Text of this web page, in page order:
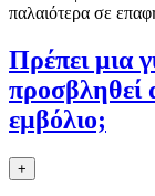
παλαιότερα σε
Πρέπει μια
προσβληθεί
εμβόλιο;
+